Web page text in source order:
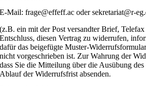
E-Mail: frage@effeff.ac oder sekretariat@r-
(z.B. ein mit der Post versandter Brief,
Entschluss, diesen Vertrag zu widerrufen,
dafür das beigefügte Muster-
nicht vorgeschrieben ist. Zur Wahrung der
dass Sie die Mitteilung über die Ausübung
Ablauf der Widerrufsfrist absenden.